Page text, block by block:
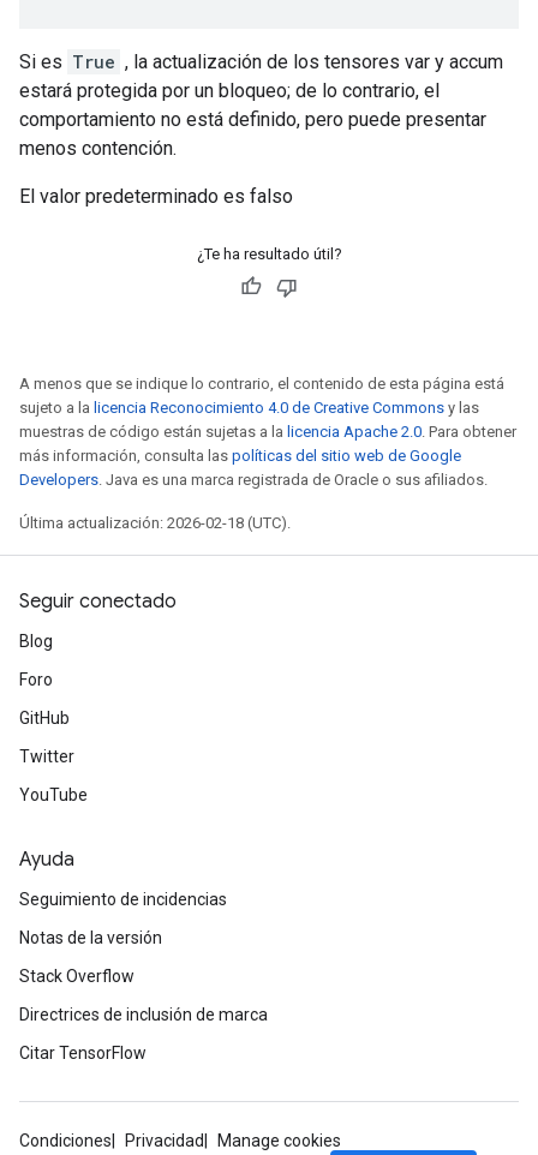
Si es True , la actualización de los tensores var y accum
estará protegida por un bloqueo; de lo contrario, el
comportamiento no está definido, pero puede presentar
menos contención.
El valor predeterminado es falso
¿Te ha resultado útil?
A menos que se indique lo contrario, el contenido de esta página está
sujeto a la licencia Reconocimiento 4.0 de Creative Commons y las
muestras de código están sujetas a la licencia Apache 2.0. Para obtener
más información, consulta las políticas del sitio web de Google
Developers. Java es una marca registrada de Oracle o sus afiliados.
Última actualización: 2026-02-18 (UTC).
Seguir conectado
Blog
Foro
GitHub
Twitter
YouTube
Ayuda
Seguimiento de incidencias
Notas de la versión
Stack Overflow
Directrices de inclusión de marca
Citar TensorFlow
Condiciones Privacidad Manage cookies